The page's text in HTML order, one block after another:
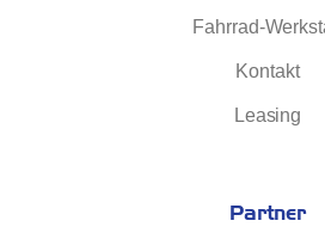
Fahrrad-
Kontakt
Leasing
Partner